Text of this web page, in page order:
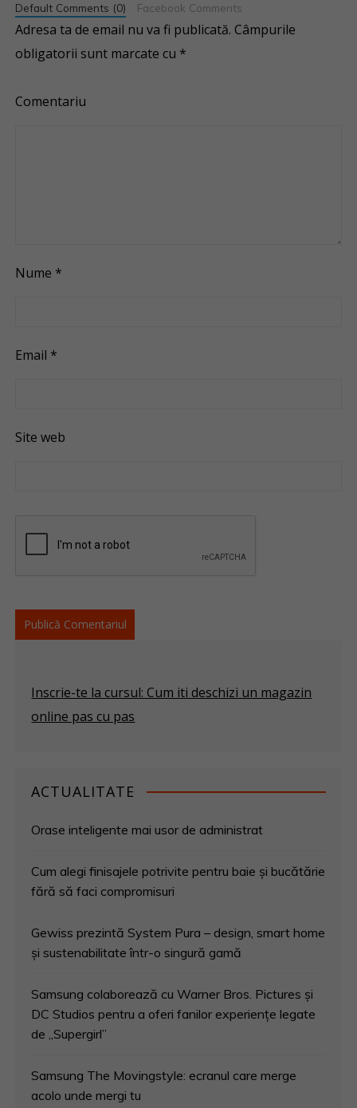
Default Comments (0) Facebook Comments
Adresa ta de email nu va fi publicată. Câmpurile
obligatorii sunt marcate cu *
Comentariu
Nume *
Email *
Site web
Inscrie-te la cursul: Cum iti deschizi un magazin
online pas cu pas
ACTUALITATE
Orase inteligente mai usor de administrat
Cum alegi finisajele potrivite pentru baie și bucătărie
fără să faci compromisuri
Gewiss prezintă System Pura – design, smart home
și sustenabilitate într-o singură gamă
Samsung colaborează cu Warner Bros. Pictures și
DC Studios pentru a oferi fanilor experiențe legate
de „Supergirl”
Samsung The Movingstyle: ecranul care merge
acolo unde mergi tu